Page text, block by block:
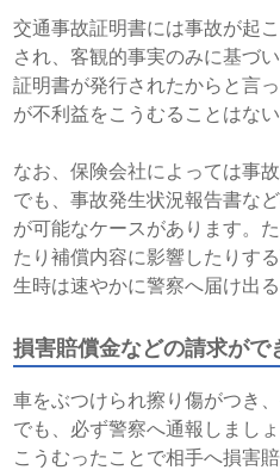
交通事故証明書には事故が起
され、客観的事実のみに基づ
証明書が発行されたからと言
が不利益をこうむることはな
なお、保険会社によっては事
でも、事故発生状況報告書な
が可能なケースがあります。
たり補償内容に影響したりす
生時は速やかに警察へ届け出る
損害賠償金などの請求がで
車をぶつけられ擦り傷がつき
でも、必ず警察へ通報しまし
こうむったことで相手へ損害